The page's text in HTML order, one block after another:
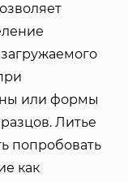
или формы
Литье
попробовать
как